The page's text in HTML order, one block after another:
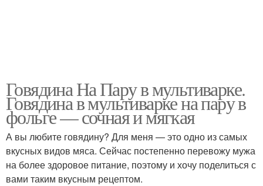
Говядина На Пару в мультиварке.
Говядина в мультиварке на пару в
фольге — сочная и мягкая
А вы любите говядину? Для меня — это одно из самых
вкусных видов мяса. Сейчас постепенно перевожу мужа
на более здоровое питание, поэтому и хочу поделиться с
вами таким вкусным рецептом.